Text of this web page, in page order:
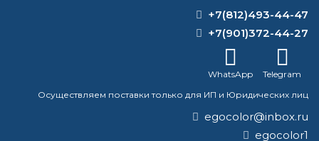
ВОПРОС-ОТВЕТ
Какая краска для металла не выгорает
+7(812)493-44-47
+7(901)372-44-27
WhatsApp
Telegram
Осуществляем поставки только для ИП и Юридических лиц
egocolor@inbox.ru
egocolor1